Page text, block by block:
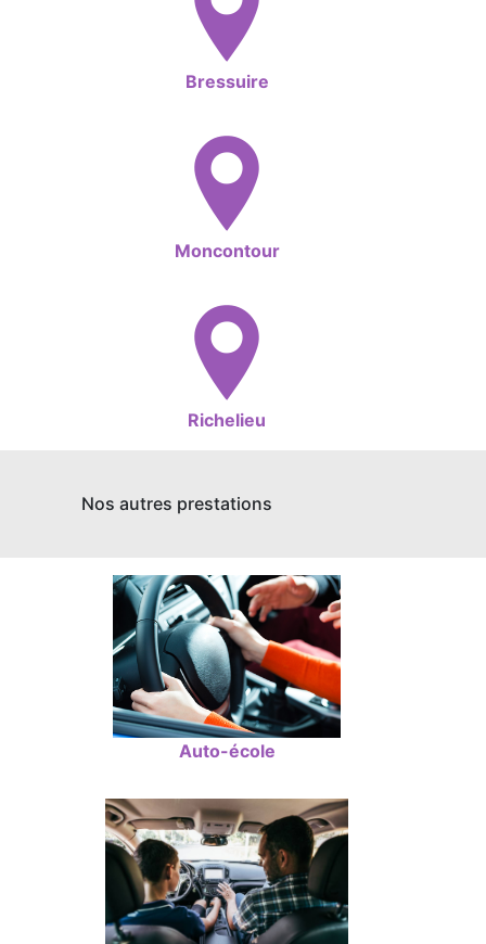
Bressuire
Moncontour
Richelieu
Nos autres prestations
Auto-école